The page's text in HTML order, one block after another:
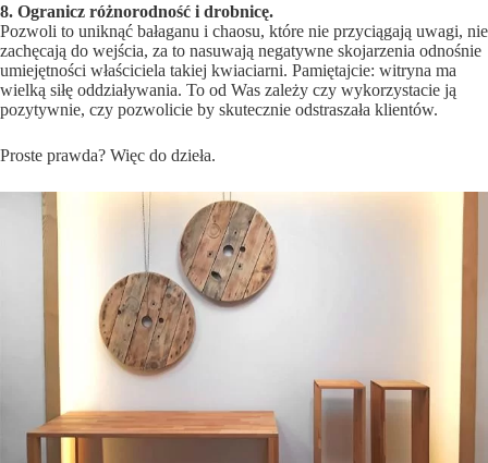
8. Ogranicz różnorodność i drobnicę.
Pozwoli to uniknąć bałaganu i chaosu, które nie przyciągają uwagi, nie
zachęcają do wejścia, za to nasuwają negatywne skojarzenia odnośnie
umiejętności właściciela takiej kwiaciarni. Pamiętajcie: witryna ma
wielką siłę oddziaływania. To od Was zależy czy wykorzystacie ją
pozytywnie, czy pozwolicie by skutecznie odstraszała klientów.
Proste prawda? Więc do dzieła.